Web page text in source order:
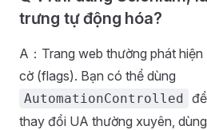
trưng tự động hóa?
A：Trang web thường phát
cờ (flags). Bạn có thể dùng
AutomationControlled
thay đổi UA thường xuyên,